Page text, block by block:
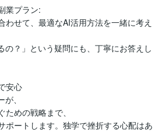
業プラン:
わせて、最適なAI活用方法を一緒に考え
の？」という疑問にも、丁寧にお答えし
安心
、
めの戦略まで、
ポートします。独学で挫折する心配はあ